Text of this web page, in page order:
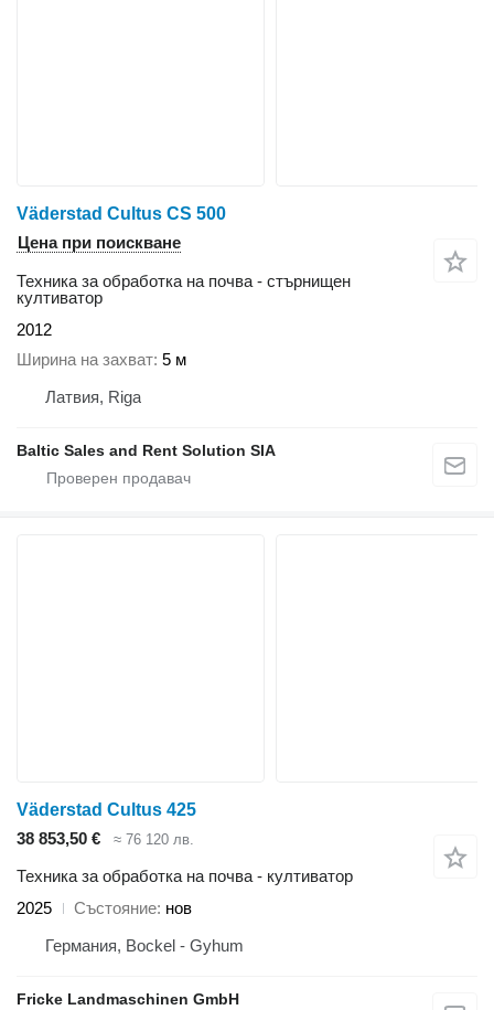
Väderstad Cultus CS 500
Цена при поискване
Техника за обработка на почва - стърнищен
култиватор
2012
Ширина на захват 5 м
Латвия, Riga
Baltic Sales and Rent Solution SIA
Väderstad Cultus 425
38 853,50 €
≈ 76 120 лв.
Техника за обработка на почва - култиватор
2025
Състояние нов
Германия, Bockel - Gyhum
Fricke Landmaschinen GmbH